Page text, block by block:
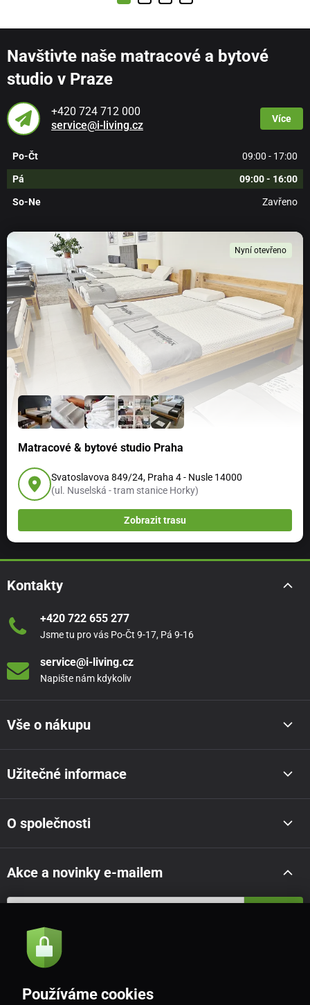
Navštivte naše matracové a bytové
studio v Praze
+420 724 712 000
service@i-living.cz
Více
Po-Čt 09:00 - 17:00
Pá 09:00 - 16:00
So-Ne Zavřeno
Nyní otevřeno
Matracové & bytové studio Praha
Svatoslavova 849/24, Praha 4 - Nusle 14000
(ul. Nuselská - tram stanice Horky)
Zobrazit trasu
Kontakty
+420 722 655 277
Jsme tu pro vás Po-Čt 9-17, Pá 9-16
service@i-living.cz
Napište nám kdykoliv
Vše o nákupu
Užitečné informace
O společnosti
Akce a novinky e-mailem
Souhlasím se
Používáme cookies